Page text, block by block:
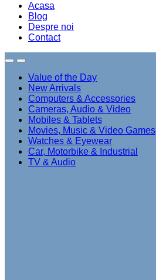
Acasa
Blog
Despre noi
Contact
Value of the Day
New Arrivals
Computers & Accessories
Cameras, Audio & Video
Mobiles & Tablets
Movies, Music & Video Games
Watches & Eyewear
Car, Motorbike & Industrial
TV & Audio